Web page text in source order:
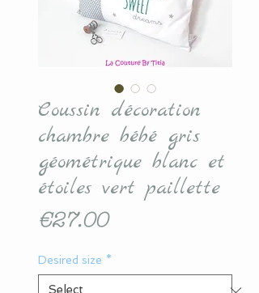
Coussin décoration
chambre bébé gris
géométrique blanc et
étoiles vert paillette
€27.00Price
Desired size *